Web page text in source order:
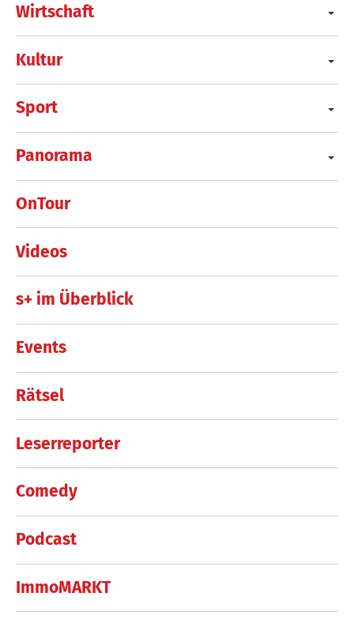
Wirtschaft
Kultur
Sport
Panorama
OnTour
Videos
s+ im Überblick
Events
Rätsel
Leserreporter
Comedy
Podcast
ImmoMARKT